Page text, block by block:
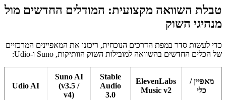
טבלת השוואה מקצועית: המודלים החדשים מול
מנהיגי השוק
כדי לעשות סדר במפת הדרכים הנוכחית, ריכזנו את המאפיינים המרכזיים
של הכלים החדשים בהשוואה למובילות השוק הוותיקות, Suno ו-Udio:
מאפיין /
כלי
ElevenLabs
Music v2
Stable
Audio
3.0
Suno AI
(v3.5 /
v4)
Udio AI